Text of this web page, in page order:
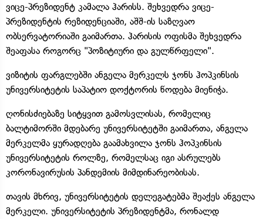
ვიცე-პრეზიდენტ კამალა ჰარისს. შეხვედრა ვიცე-
პრეზიდენტის რეზიდენციაში, აშშ-ის საზღვაო
ობსერვატორიაში გაიმართა. ჰარისის ოფისმა შეხვედრა
შეაფასა როგორც "პოზიტიური და გულწრფელი".
ვიზიტის ფარგლებში ანგელა მერკელს ჯონს ჰოპკინსის
უნივერსიტეტის საპატიო დოქტორის წოდება მიენიჭა.
ღონისძიებაზე სიტყვით გამოსვლისას, რომელიც
ბალტიმორში მდებარე უნივერსიტეტში გაიმართა, ანგელა
მერკელმა ყურადღება გაამახვილა ჯონს ჰოპკინსის
უნივერსიტეტის როლზე, რომელსაც იგი ასრულებს
კორონავირუსის პანდემიის მიმდინარეობისას.
თავის მხრივ, უნივერსიტეტის დელეგატებმა შეაქეს ანგელა
მერკელი. უნივერსიტეტის პრეზიდენტმა, რონალდ